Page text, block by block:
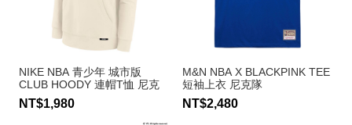
NIKE NBA 青少年 城市版
CLUB HOODY 連帽T恤 尼克
隊
NT$1,980
M&N NBA X BLACKPINK TEE
短袖上衣 尼克隊
NT$2,480